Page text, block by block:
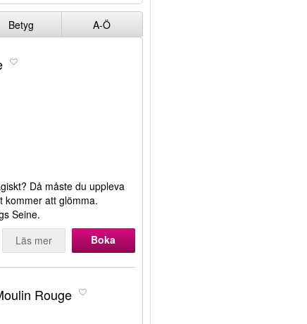
Betyg A-Ö
Då måste du uppleva
kommer att glömma.
Seine.
Läs mer Boka
Rouge